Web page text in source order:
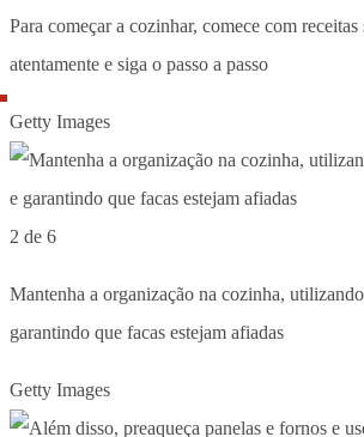
Para começar a cozinhar, comece com
atentamente e siga o passo a passo
Getty Images
2 de 6
Mantenha a organização na cozinha,
garantindo que facas estejam afiadas
Getty Images